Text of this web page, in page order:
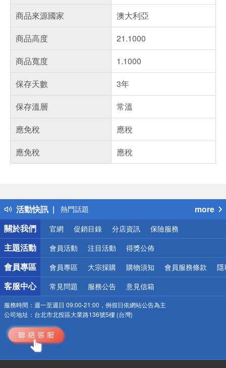
商品來源國家
澳大利亞
商品高度
21.1000
商品寬度
1.1000
保存天數
3年
保存溫層
常溫
應免稅
應稅
應免稅
應稅
活動快訊
得獎公告
熱門話題
銀行優惠
偏遠地區配送
詐騙網頁！請小心！
more
關於我們
官網 促銷目錄 分店資訊 保險服務
主題活動 會員活動 注目活動 得獎公佈
會員專區 會員專區 大宗採購 購物須知 會員服務條款 隱
客服中心 常見問題 服務公告 意見信箱
服務時間： 週一至週日 09:00-21:00，例假日依網站公告為主
公司地址： 台北市北投區大業路136號5樓 (台灣)